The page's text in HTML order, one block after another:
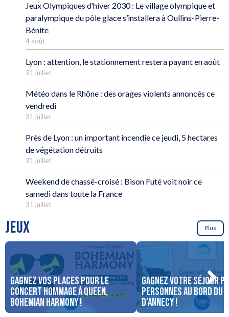
Jeux Olympiques d’hiver 2030 : Le village olympique et
paralympique du pôle glace s’installera à Oullins-Pierre-
Bénite
4 août
Lyon : attention, le stationnement restera payant en août
31 juillet
Météo dans le Rhône : des orages violents annoncés ce
vendredi
31 juillet
Près de Lyon : un important incendie ce jeudi, 5 hectares
de végétation détruits
31 juillet
Weekend de chassé-croisé : Bison Futé voit noir ce
samedi dans toute la France
31 juillet
JEUX Plus
Gagnez vos places pour le
concert Hommage à Queen,
Bohemian Harmony !
Gagnez votre séjour
personnes au bord du
d’Annecy !